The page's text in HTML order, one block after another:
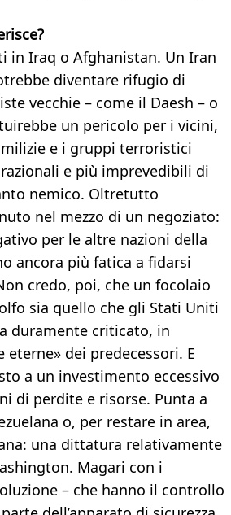
in Iraq o Afghanistan. Un Iran
diventare rifugio di
vecchie – come il Daesh – o
un pericolo per i vicini,
e i gruppi terroristici
e più imprevedibili di
nemico. Oltretutto
nel mezzo di un negoziato:
per le altre nazioni della
ancora più fatica a fidarsi
credo, poi, che un focolaio
sia quello che gli Stati Uniti
duramente criticato, in
eterne» dei predecessori. E
a un investimento eccessivo
di perdite e risorse. Punta a
o, per restare in area,
una dittatura relativamente
Magari con i
– che hanno il controllo